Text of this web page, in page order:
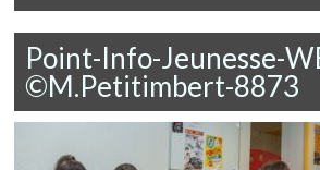
Point-Info-Jeunesse-
©M.Petitimbert-8873